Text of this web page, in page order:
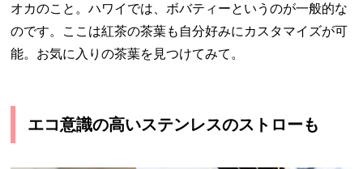
オカのこと。ハワイでは、ボバティーというのが一般的な
のです。ここは紅茶の茶葉も自分好みにカスタマイズが可
能。お気に入りの茶葉を見つけてみて。
エコ意識の高いステンレスのストローも